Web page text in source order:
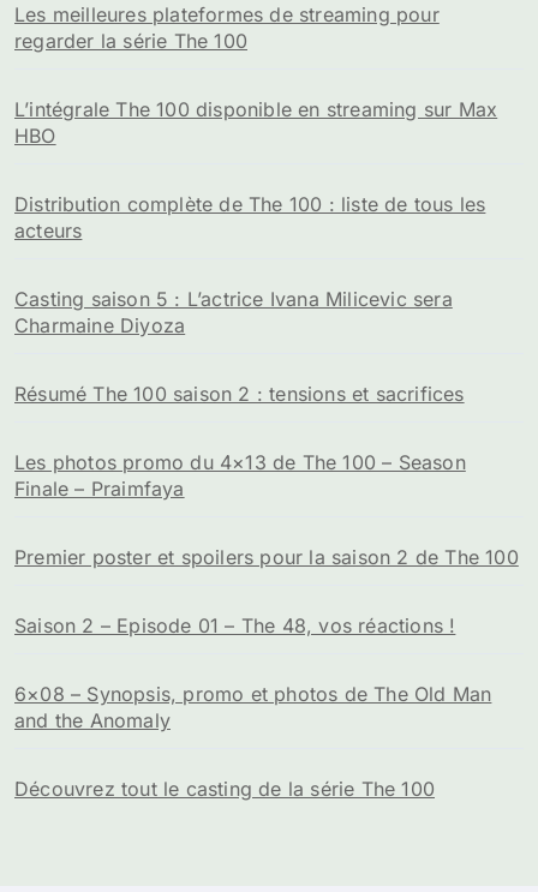
Les meilleures plateformes de streaming pour
regarder la série The 100
L’intégrale The 100 disponible en streaming sur Max
HBO
Distribution complète de The 100 : liste de tous les
acteurs
Casting saison 5 : L’actrice Ivana Milicevic sera
Charmaine Diyoza
Résumé The 100 saison 2 : tensions et sacrifices
Les photos promo du 4×13 de The 100 – Season
Finale – Praimfaya
Premier poster et spoilers pour la saison 2 de The 100
Saison 2 – Episode 01 – The 48, vos réactions !
6×08 – Synopsis, promo et photos de The Old Man
and the Anomaly
Découvrez tout le casting de la série The 100